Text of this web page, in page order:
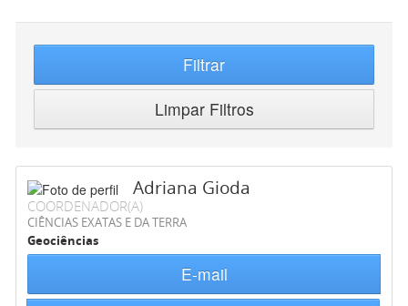
Filtrar
Limpar Filtros
Adriana Gioda
COORDENADOR(A)
CIÊNCIAS EXATAS E DA TERRA
Geociências
E-mail